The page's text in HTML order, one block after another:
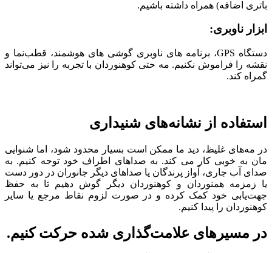
باتری اضافه) همراه داشته باشیم.
ابزار ناوبری:
دستگاه GPS، برنامه های ناوبری گوشی های هوشمند، قطب‌نما و
نقشه را فراموش نکنیم. مه حتی کوهنوردان با تجربه را نیز می‌تواند
گمراه کند.
استفاده از نشانه‌های شنیداری
در مه‌های غلیظ، دید ما ممکن است بسیار محدود شود، اما شنوایی
مان به خوبی کار می کند. به صداهای اطراف خود توجه کنیم. به
صدای آب جاری، آواز پرندگان یا صداهای دیگر جانوران در دور دست
یا زمزمه همنوردان و کوهنوردان دیگر گوش دهیم تا به حفظ
جهت‌یابی خود کمک کرده و در صورت لزوم نقاط مرجع یا سایر
کوهنوردان را پیدا کنیم.
در مسیرهای علامت‌گذاری شده حرکت کنیم.